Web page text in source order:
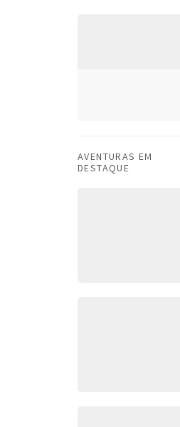
AVENTURAS EM
DESTAQUE